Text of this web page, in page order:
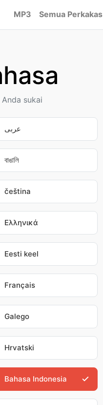
MP3 Semua Perkakas
sukai
عربى
বাঙালি
čeština
Ελληνικά
Eesti keel
Français
Galego
Hrvatski
Bahasa Indonesia